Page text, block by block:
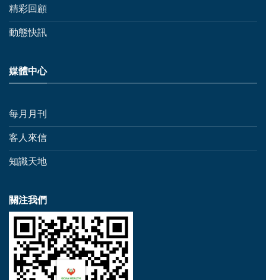
精彩回顧
動態快訊
媒體中心
每月月刊
客人來信
知識天地
關注我們